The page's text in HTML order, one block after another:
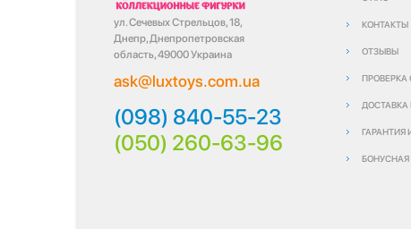
ул. Сечевых Стрельцов, 18,
Днепр, Днепропетровская
область, 49000 Украина
ask@luxtoys.com.ua
(098) 840-55-23
(050) 260-63-96
КОНТАКТЫ
ОТЗЫВЫ
ПРОВЕРКА
ДОСТАВКА
ГАРАНТИЯ